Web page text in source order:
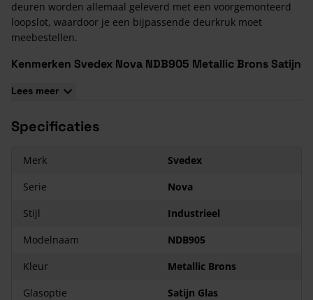
deuren worden allemaal geleverd met een voorgemonteerd
loopslot, waardoor je een bijpassende deurkruk moet
meebestellen.
Kenmerken Svedex Nova NDB905 Metallic Brons Satijn
Standaard voorzien van veiligheidsglas van 6 mm dik.
Standaard voorzien van Svedex Superlak.
Lees meer
Specificaties
Merk
Svedex
Serie
Nova
Stijl
Industrieel
Modelnaam
NDB905
Kleur
Metallic Brons
Glasoptie
Satijn Glas